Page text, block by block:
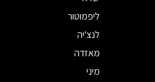
ליפמוטור
לנצ'יה
מאזדה
מיני